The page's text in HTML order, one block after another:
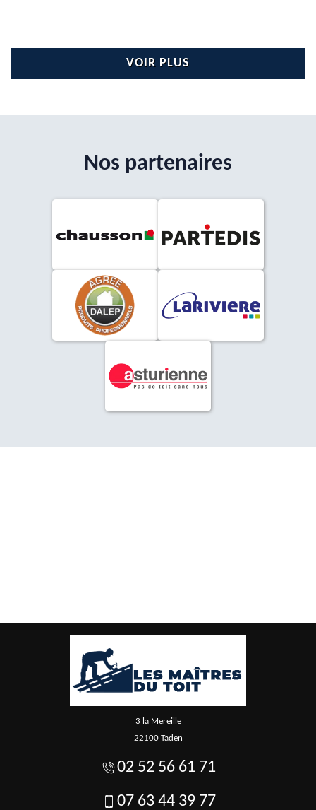
VOIR PLUS
Nos partenaires
3 la Mereille
22100 Taden
02 52 56 61 71
07 63 44 39 77